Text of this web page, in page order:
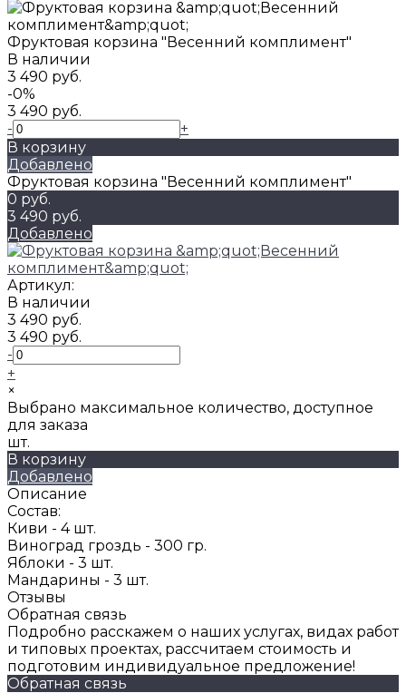
Фруктовая корзина "Весенний комплимент"
В наличии
3 490 руб.
-0%
3 490 руб.
-
+
В корзину
Добавлено
Фруктовая корзина "Весенний комплимент"
0 руб.
3 490 руб.
Добавлено
Артикул:
В наличии
3 490 руб.
3 490 руб.
-
+
×
Выбрано максимальное количество, доступное
для заказа
шт.
В корзину
Добавлено
Описание
Состав:
Киви - 4 шт.
Виноград гроздь - 300 гр.
Яблоки - 3 шт.
Мандарины - 3 шт.
Отзывы
Обратная связь
Подробно расскажем о наших услугах, видах работ
и типовых проектах, рассчитаем стоимость и
подготовим индивидуальное предложение!
Обратная связь